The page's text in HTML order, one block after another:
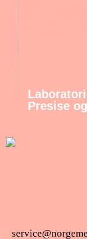
Presise